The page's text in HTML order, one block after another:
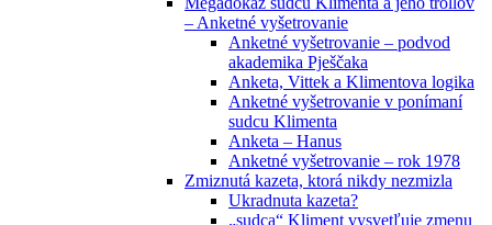
– Anketné vyšetrovanie
Anketné vyšetrovanie – podvod
akademika Pješčaka
Anketa, Vittek a Klimentova logika
Anketné vyšetrovanie v ponímaní
sudcu Klimenta
Anketa – Hanus
Anketné vyšetrovanie – rok 1978
Zmiznutá kazeta, ktorá nikdy nezmizla
Ukradnuta kazeta?
„sudca“ Kliment vysvetľuje zmenu